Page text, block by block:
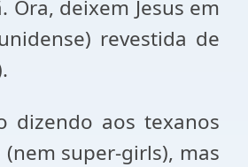
deixem Jesus em
revestida de
dizendo aos texanos
super-girls), mas